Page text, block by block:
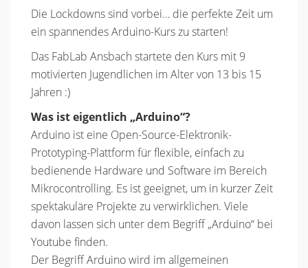
Die Lockdowns sind vorbei… die perfekte Zeit um
ein spannendes Arduino-Kurs zu starten!
Das FabLab Ansbach startete den Kurs mit 9
motivierten Jugendlichen im Alter von 13 bis 15
Jahren :)
Was ist eigentlich „Arduino“?
Arduino ist eine Open-Source-Elektronik-
Prototyping-Plattform für flexible, einfach zu
bedienende Hardware und Software im Bereich
Mikrocontrolling. Es ist geeignet, um in kurzer Zeit
spektakuläre Projekte zu verwirklichen. Viele
davon lassen sich unter dem Begriff „Arduino“ bei
Youtube finden.
Der Begriff Arduino wird im allgemeinen